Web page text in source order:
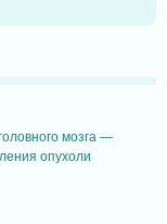
мозга —
опухоли